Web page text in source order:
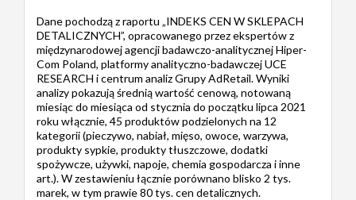
Dane pochodzą z raportu „INDEKS CEN W SKLEPACH
DETALICZNYCH”, opracowanego przez ekspertów z
międzynarodowej agencji badawczo-analitycznej Hiper-
Com Poland, platformy analityczno-badawczej UCE
RESEARCH i centrum analiz Grupy AdRetail. Wyniki
analizy pokazują średnią wartość cenową, notowaną
miesiąc do miesiąca od stycznia do początku lipca 2021
roku włącznie, 45 produktów podzielonych na 12
kategorii (pieczywo, nabiał, mięso, owoce, warzywa,
produkty sypkie, produkty tłuszczowe, dodatki
spożywcze, używki, napoje, chemia gospodarcza i inne
art.). W zestawieniu łącznie porównano blisko 2 tys.
marek, w tym prawie 80 tys. cen detalicznych.